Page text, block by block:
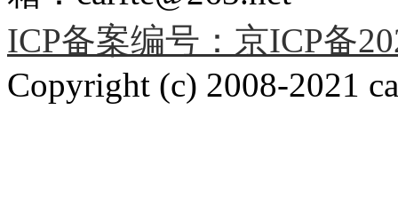
ICP备案编号：京ICP备
Copyright (c) 2008-2021